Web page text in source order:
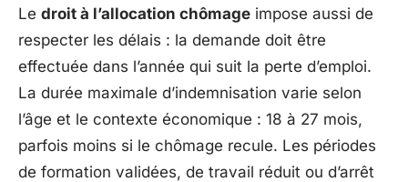
Le droit à l’allocation chômage impose aussi de
respecter les délais : la demande doit être
effectuée dans l’année qui suit la perte d’emploi.
La durée maximale d’indemnisation varie selon
l’âge et le contexte économique : 18 à 27 mois,
parfois moins si le chômage recule. Les périodes
de formation validées, de travail réduit ou d’arrêt